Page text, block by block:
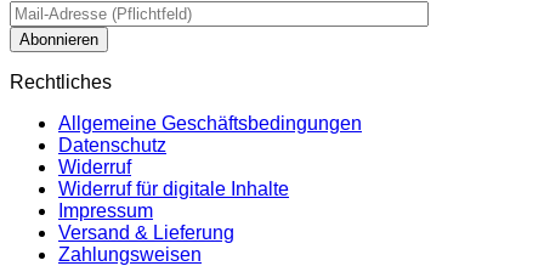
Rechtliches
Allgemeine Geschäftsbedingungen
Datenschutz
Widerruf
Widerruf für digitale Inhalte
Impressum
Versand & Lieferung
Zahlungsweisen